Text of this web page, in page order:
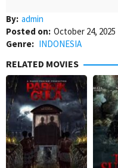
By: admin
Posted on: October 24, 2025
Genre: INDONESIA
RELATED MOVIES